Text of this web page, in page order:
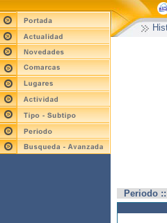
Periodo